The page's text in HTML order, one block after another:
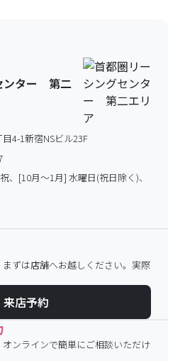
ンター 第二
4-1新宿NSビル23F
、[10月～1月] 水曜日(祝日除く)、
ずは店舗へお越しください。実際
来店予約
ンラインで簡単にご相談いただけ